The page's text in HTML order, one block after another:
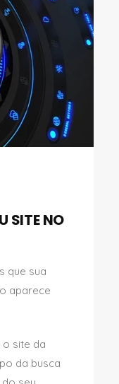
SITE NO
que sua
aparece
site da
da busca